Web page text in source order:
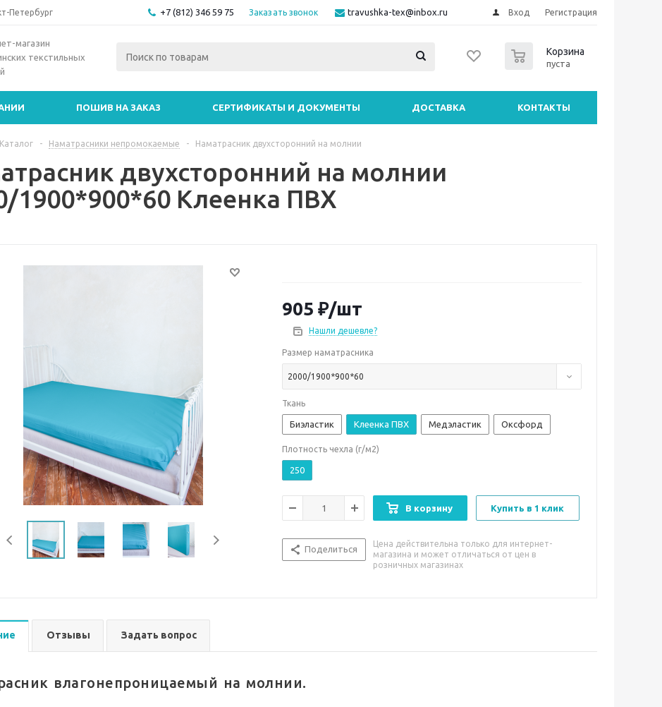
Петербург +7 (812) 346 59 75 Заказать звонок travushka-tex@inbox.ru Вход Регистрация
магазин
текстильных
Корзина
пуста
ПОШИВ НА ЗАКАЗ СЕРТИФИКАТЫ И ДОКУМЕНТЫ ДОСТАВКА КОНТАКТЫ
Каталог - Наматрасники непромокаемые - Наматрасник двухсторонний на молнии
двухсторонний на молнии
1900*900*60 Клеенка ПВХ
905 ₽/шт
Нашли дешевле?
Размер наматрасника
2000/1900*900*60
Ткань
Биэластик Клеенка ПВХ Медэластик Оксфорд
Плотность чехла (г/м2)
250
В корзину Купить в 1 клик
Поделиться
Цена действительна только для интернет-
магазина и может отличаться от цен в
розничных магазинах
Отзывы Задать вопрос
влагонепроницаемый на молнии.